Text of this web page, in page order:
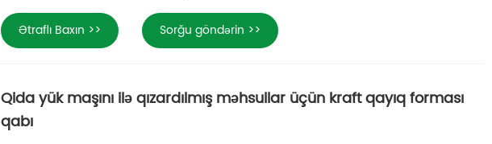
Ətraflı Baxın >> Sorğu göndərin >>
Qida yük maşını ilə qızardılmış məhsullar üçün kraft qayıq forması
qabı